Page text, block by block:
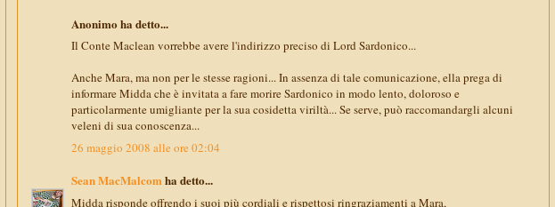
Anonimo ha detto...
Il Conte Maclean vorrebbe avere l'indirizzo preciso di Lord Sardonico...
Anche Mara, ma non per le stesse ragioni... In assenza di tale comunicazione, ella prega di
informare Midda che è invitata a fare morire Sardonico in modo lento, doloroso e
particolarmente umigliante per la sua cosidetta viriltà... Se serve, può raccomandargli alcuni
veleni di sua conoscenza...
26 maggio 2008 alle ore 02:04
Sean MacMalcomha detto...
Midda risponde offrendo i suoi più cordiali e rispettosi ringraziamenti a Mara,